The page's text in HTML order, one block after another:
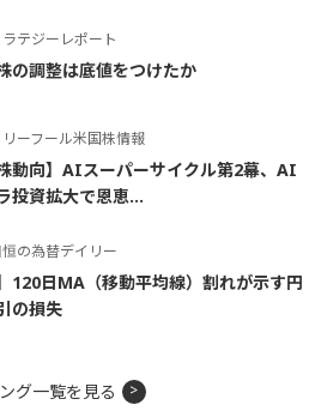
テジーレポート
の調整は底値をつけたか
ーフール米国株情報
株動向】AIスーパーサイクル第2幕、AI
投資拡大で恩恵...
の為替デイリー
】120日MA（移動平均線）割れが示す円
の損失
グ一覧を見る